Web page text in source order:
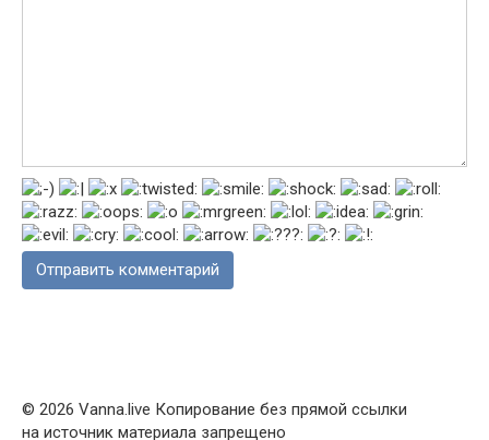
© 2026 Vanna.live Копирование без прямой ссылки
на источник материала запрещено